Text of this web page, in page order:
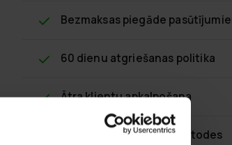
Bezmaksas piegāde
60 dienu atgriešanas politika
Ātra klientu apkalpošana
Elastīgas maksājumu metodes